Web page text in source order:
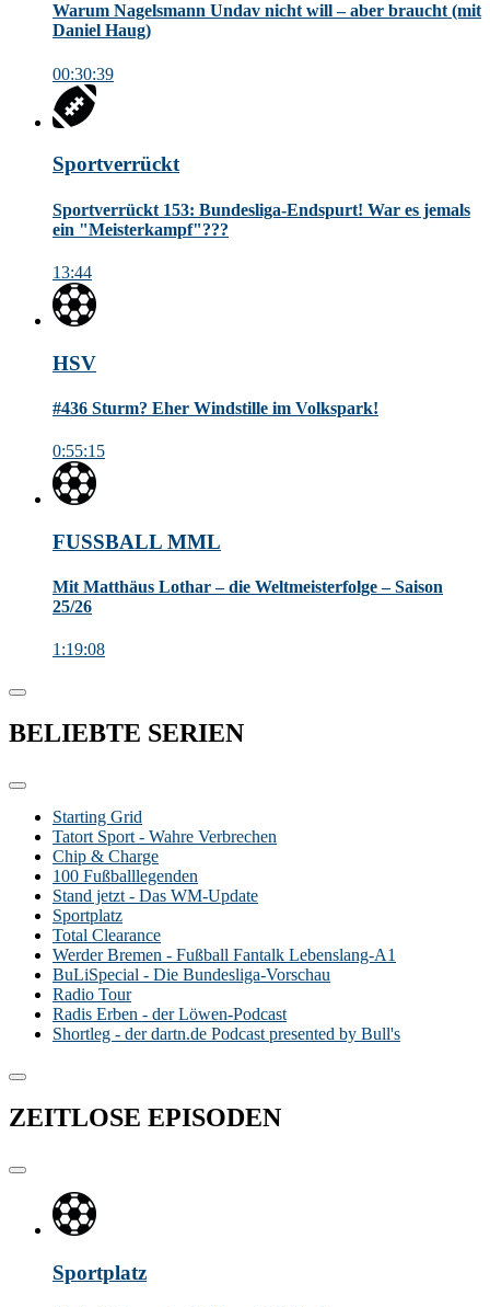
Warum Nagelsmann Undav nicht will – aber braucht (mit
Daniel Haug)
00:30:39
Sportverrückt
Sportverrückt 153: Bundesliga-Endspurt! War es jemals
ein "Meisterkampf"???
13:44
HSV
#436 Sturm? Eher Windstille im Volkspark!
0:55:15
FUSSBALL MML
Mit Matthäus Lothar – die Weltmeisterfolge – Saison
25/26
1:19:08
BELIEBTE SERIEN
Starting Grid
Tatort Sport - Wahre Verbrechen
Chip & Charge
100 Fußballlegenden
Stand jetzt - Das WM-Update
Sportplatz
Total Clearance
Werder Bremen - Fußball Fantalk Lebenslang-A1
BuLiSpecial - Die Bundesliga-Vorschau
Radio Tour
Radis Erben - der Löwen-Podcast
Shortleg - der dartn.de Podcast presented by Bull's
ZEITLOSE EPISODEN
Sportplatz